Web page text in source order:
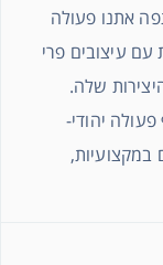
אתנו פעולה
עם עיצובים פרי
שלה.
יהודי-
במקצועיות,